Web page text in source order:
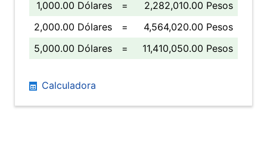
1,000.00 Dólares
=
2,282,010.00 Pesos
2,000.00 Dólares
=
4,564,020.00 Pesos
5,000.00 Dólares
= 11,410,050.00 Pesos
Calculadora